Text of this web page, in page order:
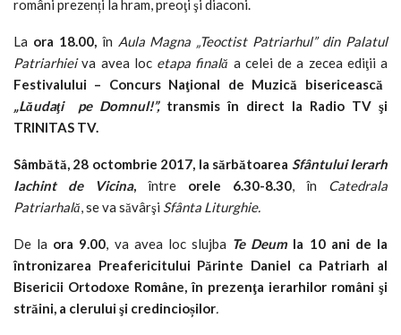
români prezenți la hram, preoţi şi diaconi.
La ora 18.00, în Aula Magna „Teoctist Patriarhul” din Palatul
Patriarhieiva avea loc etapa finală a celei de a zecea ediţii a
Festivalului – Concurs Naţional de Muzică bisericească
„Lăudaţi pe Domnul!”, transmis în direct la Radio TV şi
TRINITAS TV.
Sâmbătă, 28 octombrie 2017, la sărbătoarea Sfântului Ierarh
Iachint de Vicina, între orele 6.30-8.30, în Catedrala
Patriarhală, se va săvârşi Sfânta Liturghie.
De la ora 9.00, va avea loc slujba Te Deum la 10 ani de la
întronizarea Preafericitului Părinte Daniel ca Patriarh al
Bisericii Ortodoxe Române, în prezenţa ierarhilor români şi
străini, a clerului şi credincioșilor.